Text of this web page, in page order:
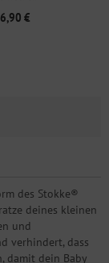
6,90 €
des Stokke®
deines kleinen
und
verhindert, dass
damit dein Baby